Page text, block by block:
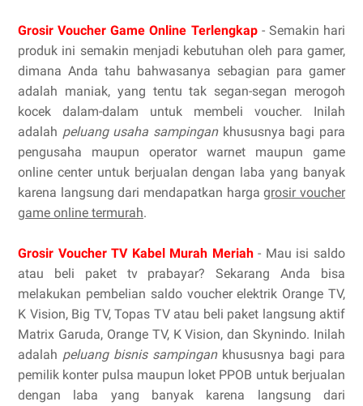
Grosir Voucher Game Online Terlengkap- Semakin hari
produk ini semakin menjadi kebutuhan oleh para gamer,
dimana Anda tahu bahwasanya sebagian para gamer
adalah maniak, yang tentu tak segan-segan merogoh
kocek dalam-dalam untuk membeli voucher. Inilah
adalah peluang usaha sampingankhususnya bagi para
pengusaha maupun operator warnet maupun game
online center untuk berjualan dengan laba yang banyak
karena langsung dari mendapatkan hargagrosir voucher
game online termurah.
Grosir Voucher TV Kabel Murah Meriah- Mau isi saldo
atau beli paket tv prabayar? Sekarang Anda bisa
melakukan pembelian saldo voucher elektrik Orange TV,
K Vision, Big TV, Topas TV atau beli paket langsung aktif
Matrix Garuda, Orange TV, K Vision, dan Skynindo. Inilah
adalah peluang bisnis sampingankhususnya bagi para
pemilik konter pulsa maupun loket PPOB untuk berjualan
dengan laba yang banyak karena langsung dari